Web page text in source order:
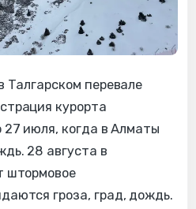
Талгарском перевале
курорта
27 июля, когда в Алматы
28 августа в
штормовое
гроза, град, дождь.